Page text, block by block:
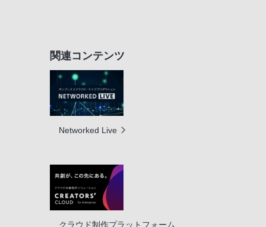
関連コンテンツ
Networked Live
クラウド制作プラットフォーム